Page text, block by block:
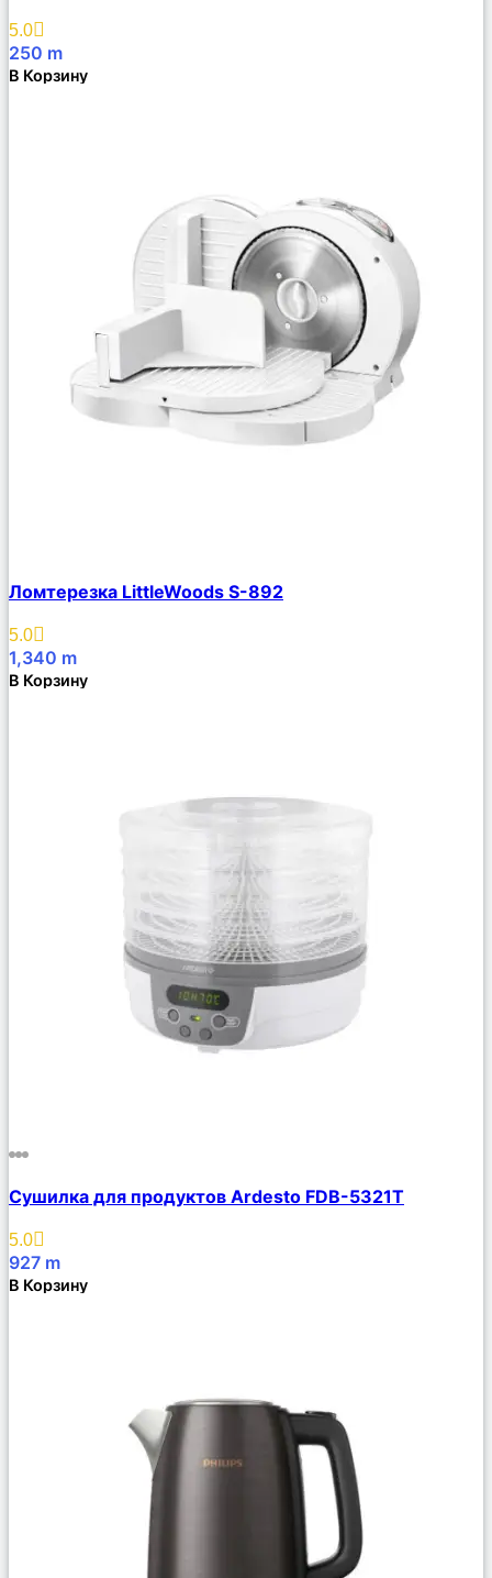
Избранное
5.0
250 m
В Корзину
Описание
Избранное
Ломтерезка LittleWoods S-892
5.0
1,340 m
В Корзину
Описание
Избранное
Сушилка для продуктов Ardesto FDB-5321T
5.0
927 m
В Корзину